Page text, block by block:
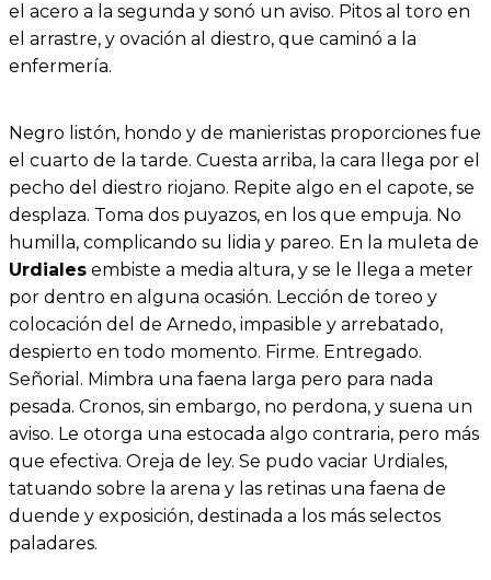
el acero a la segunda y sonó un aviso. Pitos al toro en
el arrastre, y ovación al diestro, que caminó a la
enfermería.
Negro listón, hondo y de manieristas proporciones fue
el cuarto de la tarde. Cuesta arriba, la cara llega por el
pecho del diestro riojano. Repite algo en el capote, se
desplaza. Toma dos puyazos, en los que empuja. No
humilla, complicando su lidia y pareo. En la muleta de
Urdiales embiste a media altura, y se le llega a meter
por dentro en alguna ocasión. Lección de toreo y
colocación del de Arnedo, impasible y arrebatado,
despierto en todo momento. Firme. Entregado.
Señorial. Mimbra una faena larga pero para nada
pesada. Cronos, sin embargo, no perdona, y suena un
aviso. Le otorga una estocada algo contraria, pero más
que efectiva. Oreja de ley. Se pudo vaciar Urdiales,
tatuando sobre la arena y las retinas una faena de
duende y exposición, destinada a los más selectos
paladares.